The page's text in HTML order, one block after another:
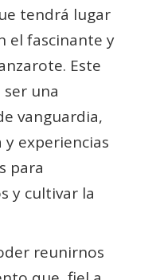
tendrá lugar
el fascinante y
Este
una
vanguardia,
experiencias
para
y cultivar la
reunirnos